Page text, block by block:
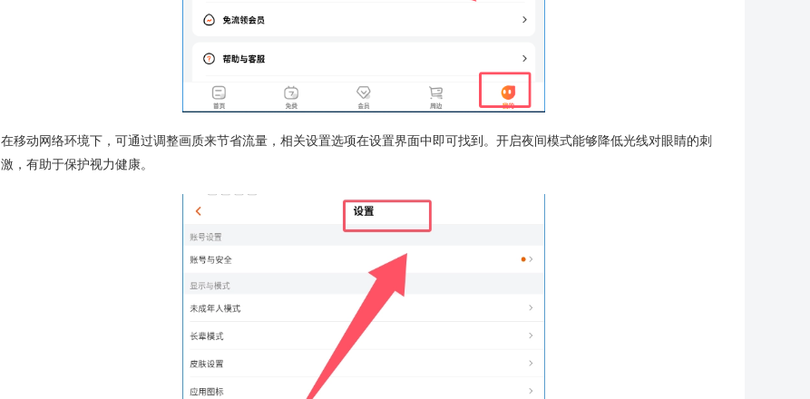
在移动网络环境下，可通过调整画质来节省流量，相关设置选项在设置界面中即可找到。开启夜间模式能够降低光线对眼睛的刺
激，有助于保护视力健康。